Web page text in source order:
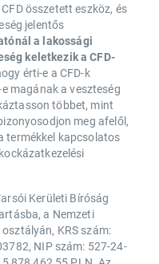
összetett eszköz, és
jelentős
a lakossági
keletkezik a CFD-
érti-e a CFD-k
magának a veszteség
többet, mint
meg afelől,
termékkel kapcsolatos
Kerületi Bíróság
a Nemzeti
KRS szám:
NIP szám: 527-24-